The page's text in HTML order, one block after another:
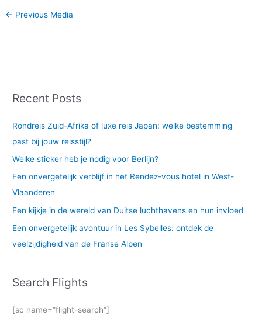
← Previous Media
Recent Posts
Rondreis Zuid-Afrika of luxe reis Japan: welke bestemming
past bij jouw reisstijl?
Welke sticker heb je nodig voor Berlijn?
Een onvergetelijk verblijf in het Rendez-vous hotel in West-
Vlaanderen
Een kijkje in de wereld van Duitse luchthavens en hun invloed
Een onvergetelijk avontuur in Les Sybelles: ontdek de
veelzijdigheid van de Franse Alpen
Search Flights
[sc name=”flight-search”]